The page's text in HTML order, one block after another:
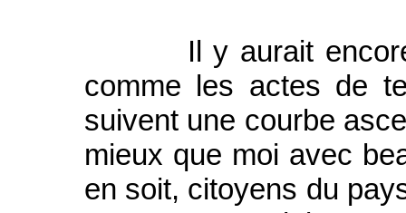
Il y aurait encore
comme les actes de
suivent une courbe
mieux que moi avec
en soit, citoyens du